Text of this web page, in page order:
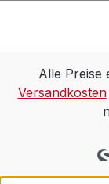
Alle Preise
Versandkosten